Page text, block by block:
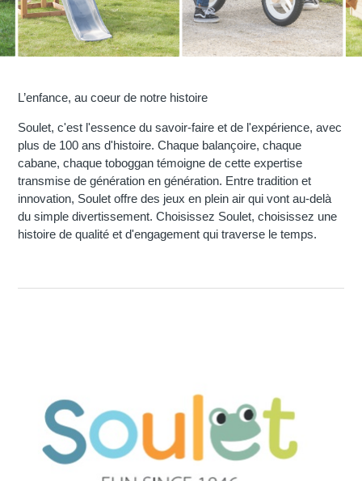
L’enfance, au coeur de notre histoire
Soulet, c'est l'essence du savoir-faire et de l'expérience, avec
plus de 100 ans d'histoire. Chaque balançoire, chaque
cabane, chaque toboggan témoigne de cette expertise
transmise de génération en génération. Entre tradition et
innovation, Soulet offre des jeux en plein air qui vont au-delà
du simple divertissement. Choisissez Soulet, choisissez une
histoire de qualité et d'engagement qui traverse le temps.